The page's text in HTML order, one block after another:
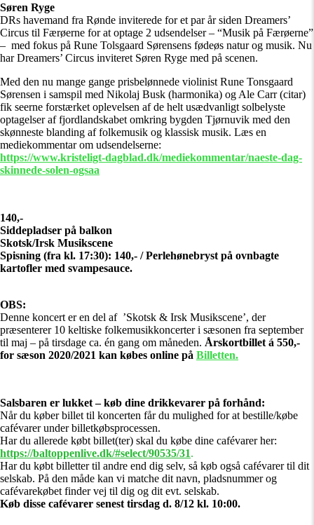
Søren Ryge
DRs havemand fra Rønde inviterede for et par år siden Dreamers’
Circus til Færøerne for at optage 2 udsendelser – “Musik på Færøerne”
– med fokus på Rune Tolsgaard Sørensens fødeøs natur og musik. Nu
har Dreamers’ Circus inviteret Søren Ryge med på scenen.
Med den nu mange gange prisbelønnede violinist Rune Tonsgaard
Sørensen i samspil med Nikolaj Busk (harmonika) og Ale Carr (citar)
fik seerne forstærket oplevelsen af de helt usædvanligt solbelyste
optagelser af fjordlandskabet omkring bygden Tjørnuvik med den
skønneste blanding af folkemusik og klassisk musik. Læs en
mediekommentar om udsendelserne:
https://www.kristeligt-dagblad.dk/mediekommentar/naeste-dag-
skinnede-solen-ogsaa
140,-
Siddepladser på balkon
Skotsk/Irsk Musikscene
Spisning (fra kl. 17:30): 140,- / Perlehønebryst på ovnbagte
kartofler med svampesauce.
OBS:
Denne koncert er en del af ’Skotsk & Irsk Musikscene’, der
præsenterer 10 keltiske folkemusikkoncerter i sæsonen fra september
til maj – på tirsdage ca. én gang om måneden. Årskortbillet á 550,-
for sæson 2020/2021 kan købes online på Billetten.
Salsbaren er lukket – køb dine drikkevarer på forhånd:
Når du køber billet til koncerten får du mulighed for at bestille/købe
cafévarer under billetkøbsprocessen.
Har du allerede købt billet(ter) skal du købe dine cafévarer her:
https://baltoppenlive.dk/#select/90535/31.
Har du købt billetter til andre end dig selv, så køb også cafévarer til dit
selskab. På den måde kan vi matche dit navn, pladsnummer og
cafévarekøbet finder vej til dig og dit evt. selskab.
Køb disse cafévarer senest tirsdag d. 8/12 kl. 10:00.